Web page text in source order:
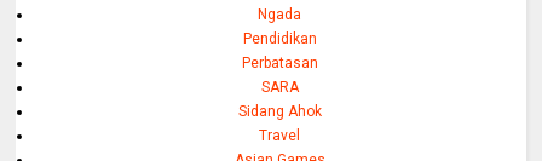
Ngada
Pendidikan
Perbatasan
SARA
Sidang Ahok
Travel